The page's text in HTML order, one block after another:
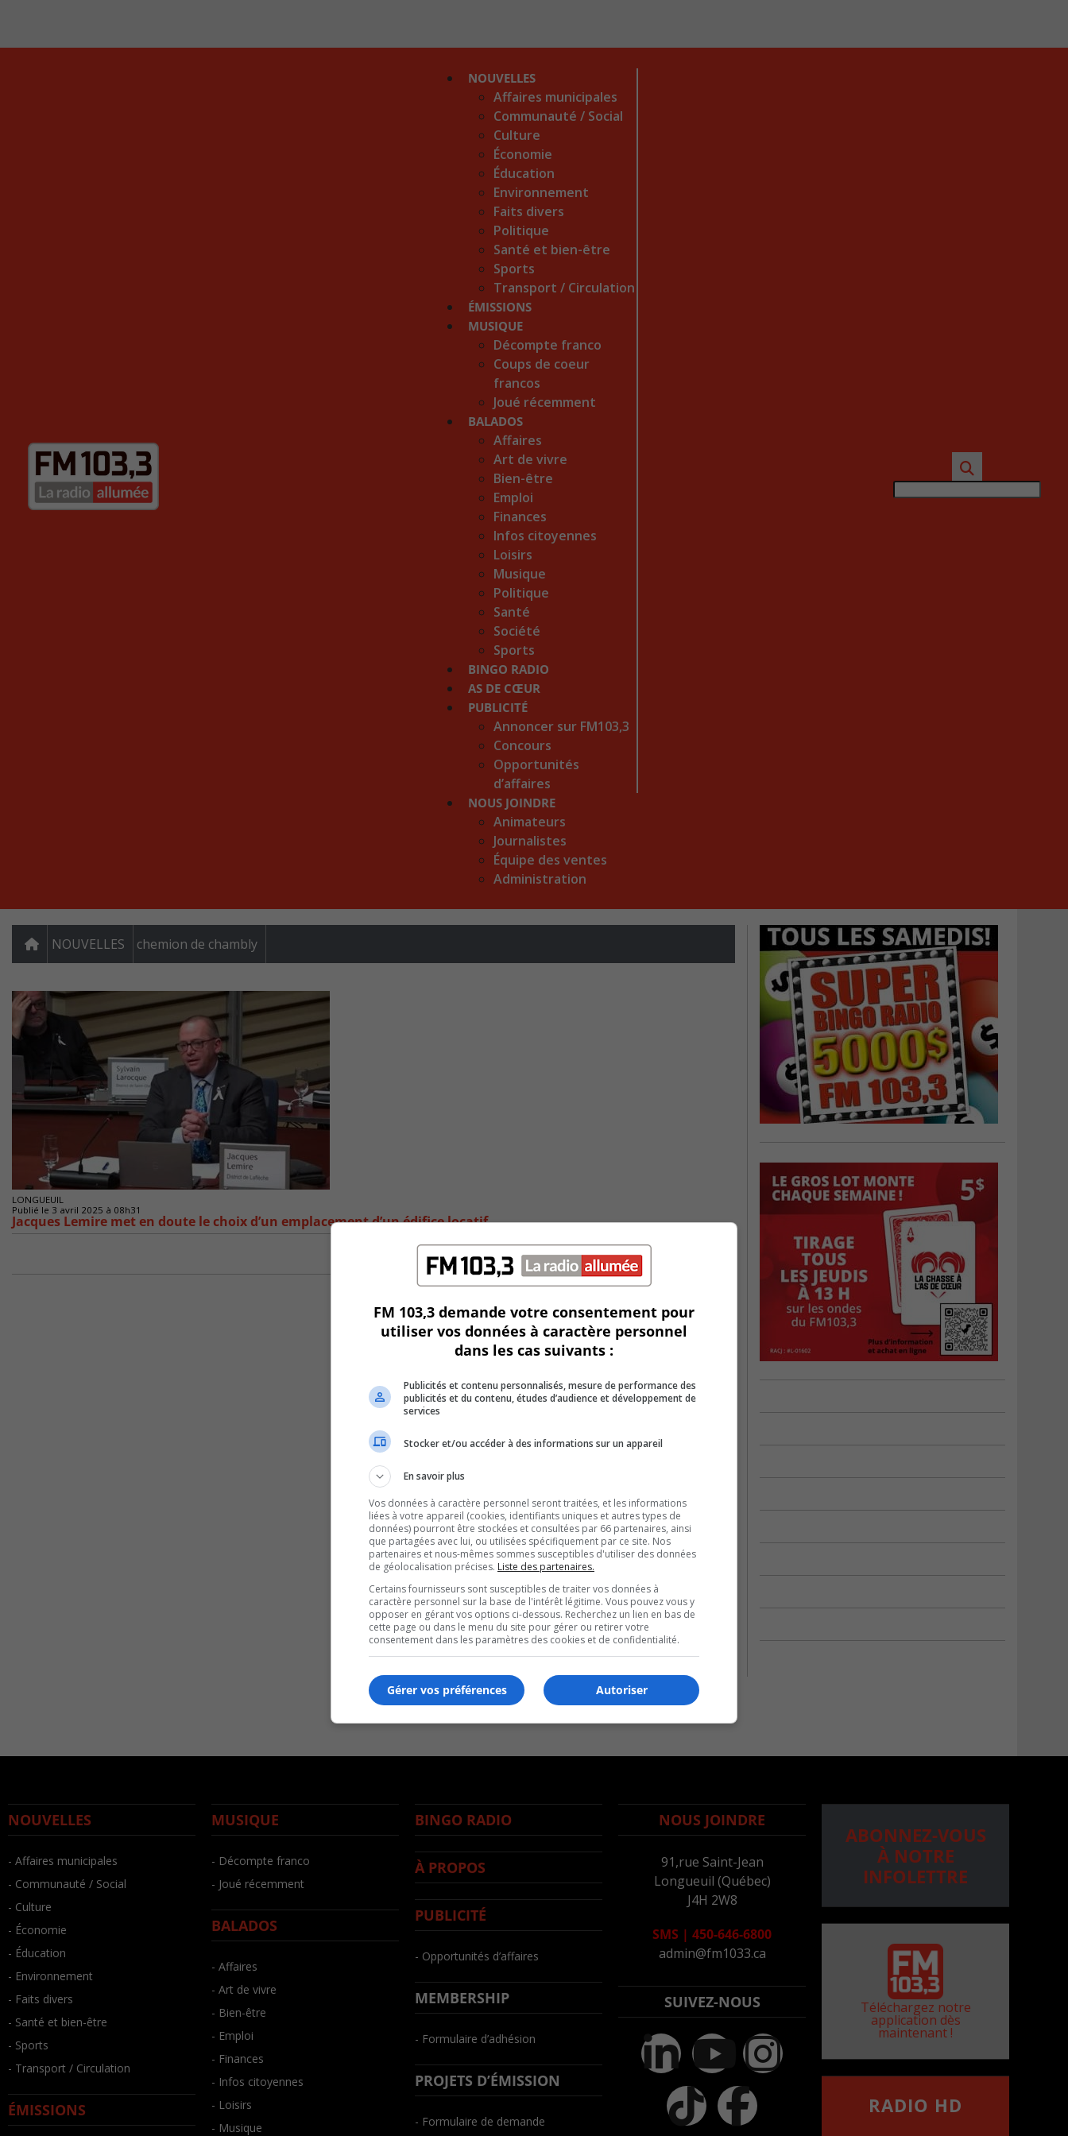
NOUVELLES
Affaires municipales
Communauté / Social
Culture
Économie
Éducation
Environnement
Faits divers
Politique
Santé et bien-être
Sports
Transport / Circulation
ÉMISSIONS
MUSIQUE
Décompte franco
Coups de coeur
francos
Joué récemment
BALADOS
Affaires
Art de vivre
Bien-être
Emploi
Finances
Infos citoyennes
Loisirs
Musique
Politique
Santé
Société
Sports
BINGO RADIO
AS DE CŒUR
PUBLICITÉ
Annoncer sur FM103,3
Concours
Opportunités
d’affaires
NOUS JOINDRE
Animateurs
Journalistes
Équipe des ventes
Administration
NOUVELLES chemion de chambly
LONGUEUIL
Publié le 3 avril 2025 à 08h31
Jacques Lemire met en doute le choix d’un emplacement d’un édifice locatif
NOUVELLES
- Affaires municipales
- Communauté / Social
- Culture
- Économie
- Éducation
- Environnement
- Faits divers
- Santé et bien-être
- Sports
- Transport / Circulation
ÉMISSIONS
MUSIQUE
- Décompte franco
- Joué récemment
BALADOS
- Affaires
- Art de vivre
- Bien-être
- Emploi
- Finances
- Infos citoyennes
- Loisirs
- Musique
BINGO RADIO
À PROPOS
PUBLICITÉ
- Opportunités d’affaires
MEMBERSHIP
- Formulaire d’adhésion
PROJETS D’ÉMISSION
- Formulaire de demande
NOUS JOINDRE
91,rue Saint-Jean
Longueuil (Québec)
J4H 2W8
SMS | 450-646-6800
admin@fm1033.ca
SUIVEZ-NOUS
ABONNEZ-VOUS
À NOTRE
INFOLETTRE
Téléchargez notre
application dès
maintenant !
RADIO HD
FM 103,3 demande votre consentement pour
utiliser vos données à caractère personnel
dans les cas suivants :
Publicités et contenu personnalisés, mesure de performance des
publicités et du contenu, études d’audience et développement de
services
Stocker et/ou accéder à des informations sur un appareil
En savoir plus
Vos données à caractère personnel seront traitées, et les informations
liées à votre appareil (cookies, identifiants uniques et autres types de
données) pourront être stockées et consultées par 66 partenaires, ainsi
que partagées avec lui, ou utilisées spécifiquement par ce site. Nos
partenaires et nous-mêmes sommes susceptibles d'utiliser des données
de géolocalisation précises. Liste des partenaires.
Certains fournisseurs sont susceptibles de traiter vos données à
caractère personnel sur la base de l'intérêt légitime. Vous pouvez vous y
opposer en gérant vos options ci-dessous. Recherchez un lien en bas de
cette page ou dans le menu du site pour gérer ou retirer votre
consentement dans les paramètres des cookies et de confidentialité.
Autoriser
Gérer vos préférences